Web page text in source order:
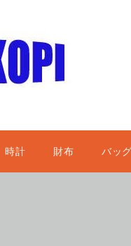
時計 財布 バッグ